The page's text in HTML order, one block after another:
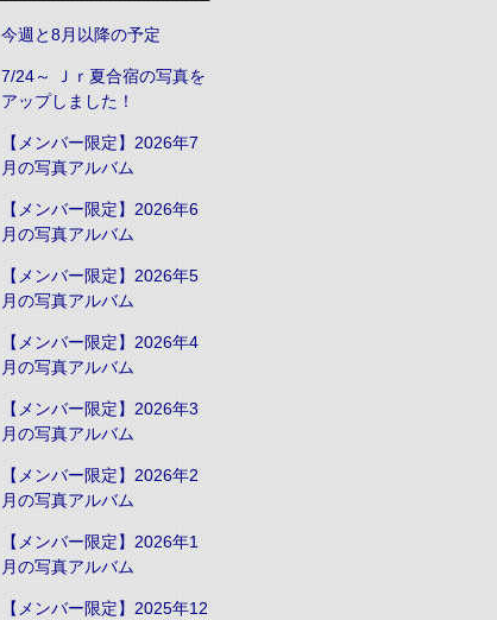
今週と8月以降の予定
7/24～ Ｊｒ夏合宿の写真を
アップしました！
【メンバー限定】2026年7
月の写真アルバム
【メンバー限定】2026年6
月の写真アルバム
【メンバー限定】2026年5
月の写真アルバム
【メンバー限定】2026年4
月の写真アルバム
【メンバー限定】2026年3
月の写真アルバム
【メンバー限定】2026年2
月の写真アルバム
【メンバー限定】2026年1
月の写真アルバム
【メンバー限定】2025年12